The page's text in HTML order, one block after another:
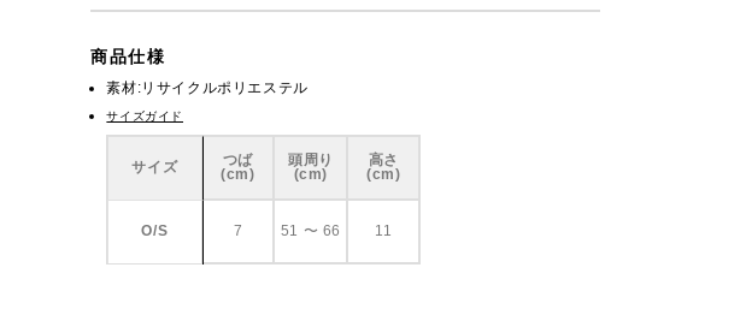
商品仕様
素材:リサイクルポリエステル
サイズガイド
サイズ
つば
(cm)
頭周り
(cm)
高さ
(cm)
O/S 7 51 〜 66 11